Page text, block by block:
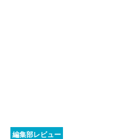
編集部レビュー